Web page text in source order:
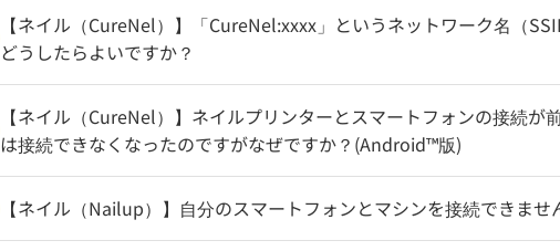
【ネイル（CureNel）】「CureNel:xxxx」というネットワーク名（
どうしたらよいですか？
【ネイル（CureNel）】ネイルプリンターとスマートフォンの接続が
は接続できなくなったのですがなぜですか？(Android™版)
【ネイル（Nailup）】自分のスマートフォンとマシンを接続できませ